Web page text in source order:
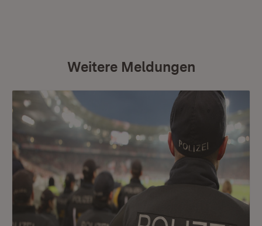
Weitere Meldungen